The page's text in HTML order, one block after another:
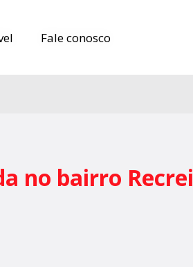
Fale conosco
Fale conosco
no bairro